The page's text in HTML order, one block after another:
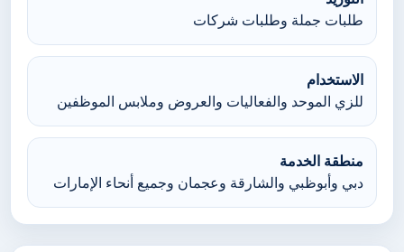
طلبات جملة وطلبات شركات
الاستخدام
للزي الموحد والفعاليات والعروض وملابس الموظفين
منطقة الخدمة
دبي وأبوظبي والشارقة وعجمان وجميع أنحاء الإمارات